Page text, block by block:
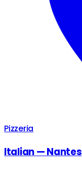
Pizzeria
Italian — Nantes